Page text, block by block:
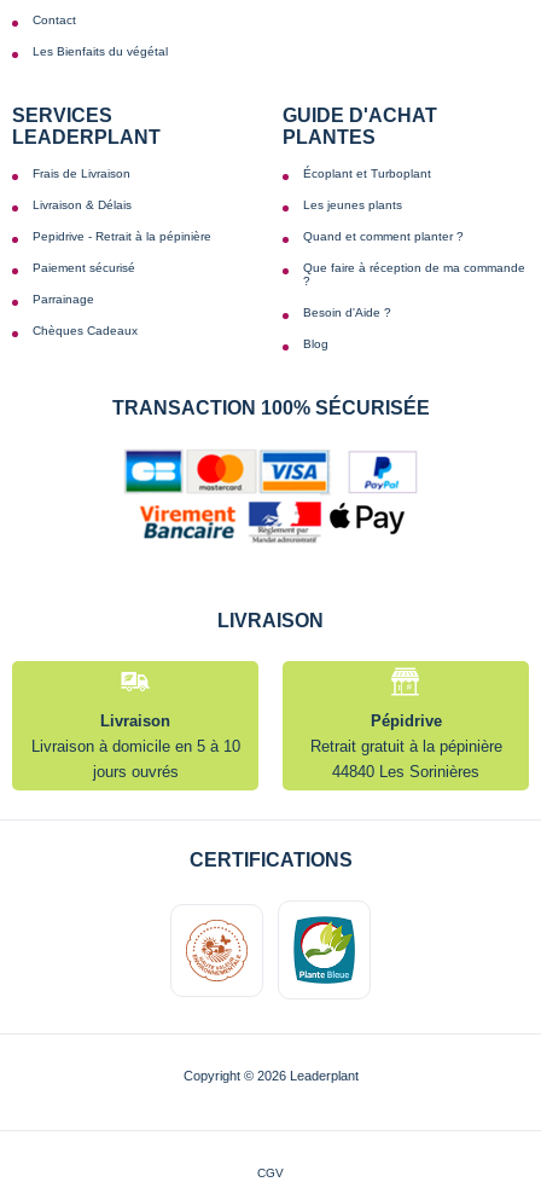
Contact
Les Bienfaits du végétal
SERVICES
LEADERPLANT
Frais de Livraison
Livraison & Délais
Pepidrive - Retrait à la pépinière
Paiement sécurisé
Parrainage
Chèques Cadeaux
GUIDE D'ACHAT
PLANTES
Écoplant et Turboplant
Les jeunes plants
Quand et comment planter ?
Que faire à réception de ma commande
?
Besoin d'Aide ?
Blog
TRANSACTION 100% SÉCURISÉE
LIVRAISON
Livraison
Livraison à domicile en 5 à 10
jours ouvrés
Pépidrive
Retrait gratuit à la pépinière
44840 Les Sorinières
CERTIFICATIONS
Copyright © 2026 Leaderplant
CGV